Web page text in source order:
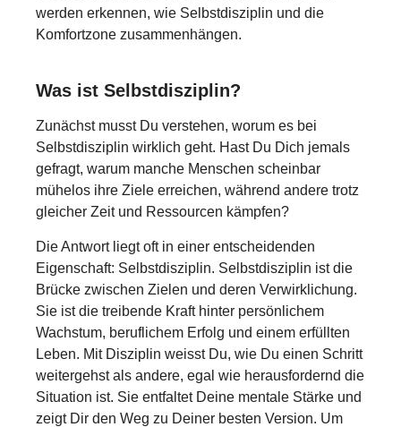
werden erkennen, wie Selbstdisziplin und die
Komfortzone zusammenhängen.
Was ist Selbstdisziplin?
Zunächst musst Du verstehen, worum es bei
Selbstdisziplin wirklich geht. Hast Du Dich jemals
gefragt, warum manche Menschen scheinbar
mühelos ihre Ziele erreichen, während andere trotz
gleicher Zeit und Ressourcen kämpfen?
Die Antwort liegt oft in einer entscheidenden
Eigenschaft: Selbstdisziplin. Selbstdisziplin ist die
Brücke zwischen Zielen und deren Verwirklichung.
Sie ist die treibende Kraft hinter persönlichem
Wachstum, beruflichem Erfolg und einem erfüllten
Leben. Mit Disziplin weisst Du, wie Du einen Schritt
weitergehst als andere, egal wie herausfordernd die
Situation ist. Sie entfaltet Deine mentale Stärke und
zeigt Dir den Weg zu Deiner besten Version. Um